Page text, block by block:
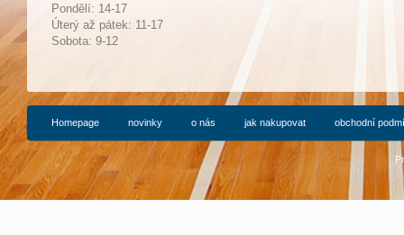
Pondělí: 14-17
Úterý až pátek: 11-17
Sobota: 9-12
Homepage novinky o nás jak nakupovat obchodní